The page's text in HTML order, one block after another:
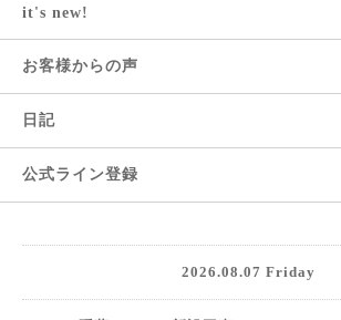
it's new!
お客様からの声
日記
公式ライン登録
2026.08.07 Friday